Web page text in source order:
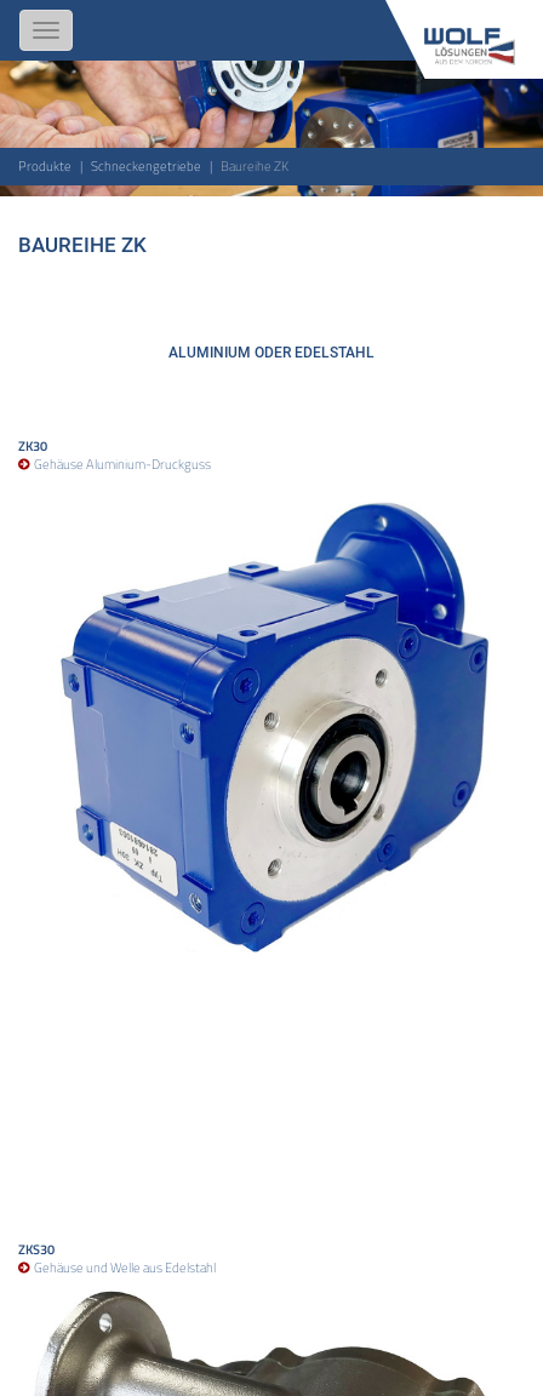
Toggle
navigation
Produkte Schneckengetriebe Baureihe ZK
BAUREIHE ZK
ALUMINIUM ODER EDELSTAHL
ZK30
Gehäuse Aluminium-Druckguss
ZKS30
Gehäuse und Welle aus Edelstahl